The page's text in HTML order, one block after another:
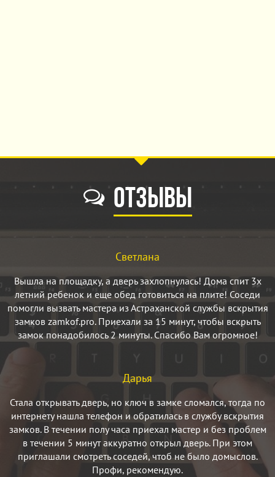
Отзывы
Светлана
Вышла на площадку, а дверь захлопнулась! Дома спит 3х
летний ребенок и еще обед готовиться на плите! Соседи
помогли вызвать мастера из Астраханской службы вскрытия
замков zamkof.pro. Приехали за 15 минут, чтобы вскрыть
замок понадобилось 2 минуты. Спасибо Вам огромное!
Дарья
Стала открывать дверь, но ключ в замке сломался, тогда по
интернету нашла телефон и обратилась в службу вскрытия
замков. В течении полу часа приехал мастер и без проблем
в течении 5 минут аккуратно открыл дверь. При этом
приглашали смотреть соседей, чтоб не было домыслов.
Профи, рекомендую.